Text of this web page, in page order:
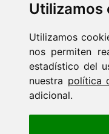
Utilizamos
Utilizamos
nos permiten
estadístico del
nuestra política
adicional.